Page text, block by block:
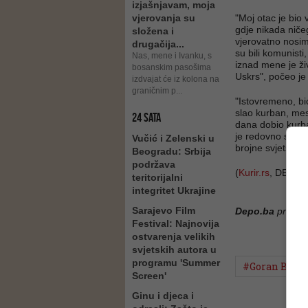
izjašnjavam, moja
vjerovanja su
složena i
drugačija...
Nas, mene i Ivanku, s
bosanskim pasošima
izdvajat će iz kolona na
graničnim p...
24 SATA
Vučić i Zelenski u
Beogradu: Srbija
podržava
teritorijalni
integritet Ukrajine
Sarajevo Film
Festival: Najnovija
ostvarenja velikih
svjetskih autora u
programu 'Summer
Screen'
Ginu i djeca i
"Moj otac je bio
gdje nikada
vjerovatno
su bili
iznad mene je
Uskrs", počeo
"Istovremeno,
slao kurban,
dana dobio
je redovno slao
brojne svjetske
(Kurir.rs , DEPO
Depo.ba pratite
#Goran